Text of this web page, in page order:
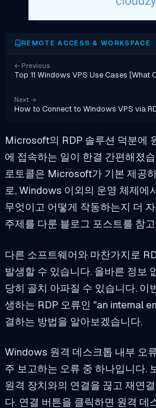
REMOTE ACCESS & WORKSPACE
← Previous
Top 11 Windows VPS Use Cases [What
Next →
How to Connect to Windows VPS via
Microsoft의 RDP 솔루션 덕분에
에 접속하는 일이 한결 간편해졌
로토콜은 Microsoft가 기본 제공
로, Windows 이외의 운영 체제에
무엇이고 어떻게 작동하는지 더
주제를 다룬 블로그 포스트를 참
다른 소프트웨어와 마찬가지로
발생할 수 있습니다. 올바른 정보
당히 골치 아파질 수 있습니다. 이
생하는 RDP 오류인 "an internal
결하는 방법을 알아보겠습니다.
Windows 원격 데스크톱 내부 오
주 보고하는 오류 중 하나입니다.
원격 장치와의 연결을 끊고 재연
다. 연결 버튼을 클릭하면 원격 데